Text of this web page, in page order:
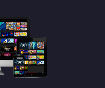
meta en pistas de tierra y asfalto
Gana las temporadas de
en la vida real en